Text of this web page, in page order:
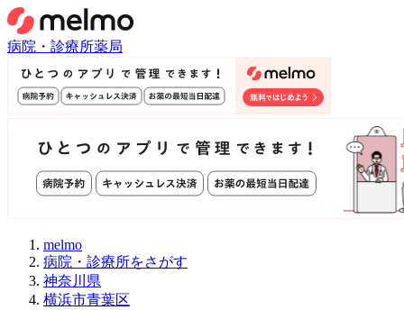
病院・診療所薬局
melmo
病院・診療所をさがす
神奈川県
横浜市青葉区